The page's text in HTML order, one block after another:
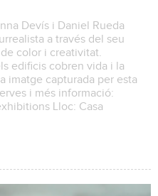
Devís i Daniel Rueda
a través del seu
color i creativitat.
edificis cobren vida i la
imatge capturada per esta
i més informació:
Lloc: Casa